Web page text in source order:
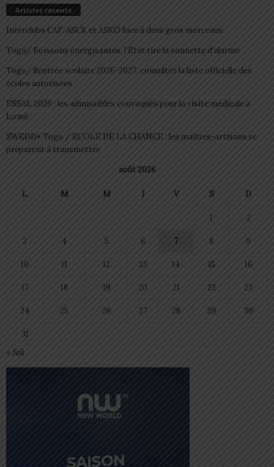
Articles récents
Interclubs CAF: ASCK et ASKO face à deux gros morceaux
Togo/ Boissons énergisantes: l’État tire la sonnette d’alarme
Togo/ Rentrée scolaire 2026-2027: consultez la liste officielle des
écoles autorisées
ESSAL 2026 : les admissibles convoqués pour la visite médicale à
Lomé
SWEDD+ Togo / ECOLE DE LA CHANCE : les maitres-artisans se
préparent à transmettre
août 2026
L M M J V S D
1 2
3 4 5 6 7 8 9
10 11 12 13 14 15 16
17 18 19 20 21 22 23
24 25 26 27 28 29 30
31
« Juil